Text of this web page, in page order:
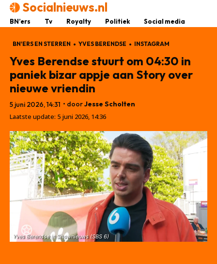
Socialnieuws.nl
BN’ers Tv Royalty Politiek Social media
BN'ERS EN STERREN YVES BERENDSE INSTAGRAM
Yves Berendse stuurt om 04:30 in
paniek bizar appje aan Story over
nieuwe vriendin
5 juni 2026, 14:31 • doorJesse Scholten
Laatste update: 5 juni 2026, 14:36
Yves Berendse in Shownieuws (SBS 6)